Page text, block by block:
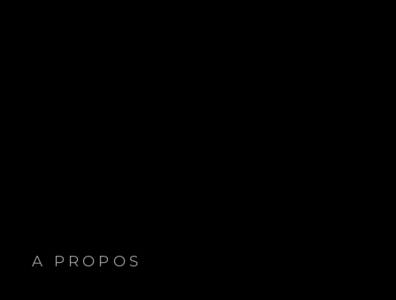
A PROPOS